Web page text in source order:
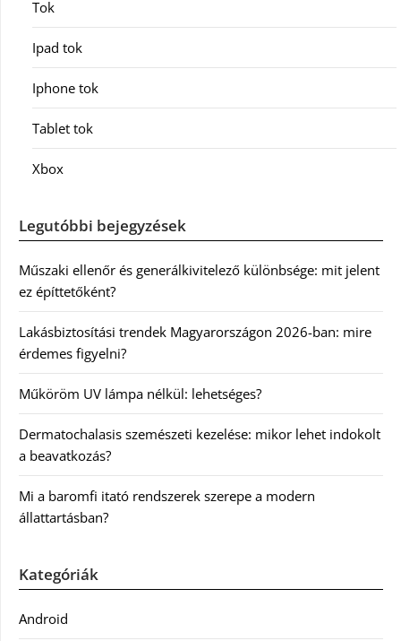
Tok
Ipad tok
Iphone tok
Tablet tok
Xbox
Legutóbbi bejegyzések
Műszaki ellenőr és generálkivitelező különbsége: mit jelent
ez építtetőként?
Lakásbiztosítási trendek Magyarországon 2026-ban: mire
érdemes figyelni?
Műköröm UV lámpa nélkül: lehetséges?
Dermatochalasis szemészeti kezelése: mikor lehet indokolt
a beavatkozás?
Mi a baromfi itató rendszerek szerepe a modern
állattartásban?
Kategóriák
Android